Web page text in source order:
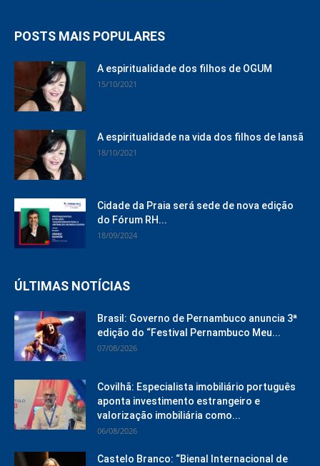
POSTS MAIS POPULARES
A espiritualidade dos filhos de OGUM
15/10/2021
A espiritualidade na vida dos filhos de Iansã
18/10/2021
Cidade da Praia será sede de nova edição
do Fórum RH...
18/09/2024
ÚLTIMAS NOTÍCIAS
Brasil: Governo de Pernambuco anuncia 3ª
edição do “Festival Pernambuco Meu...
07/08/2026
Covilhã: Especialista imobiliário português
aponta investimento estrangeiro e
valorização imobiliária como...
06/08/2026
Castelo Branco: “Bienal Internacional de